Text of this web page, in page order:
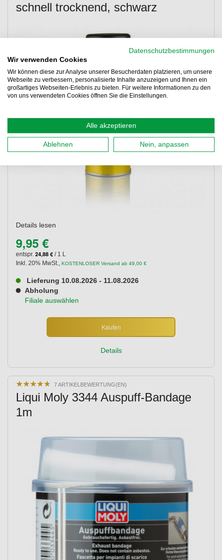
schnell trocknend, schwarz
Details lesen
9,95 €
entspr. 24,88 € / 1 L
Inkl. 20% MwSt., KOSTENLOSER Versand ab 49,00 €
Lieferung 10.08.2026 - 11.08.2026
Abholung
Filiale auswählen
Kaufen
Details
★★★★★
★★★★★ 7 ARTIKELBEWERTUNG(EN)
Liqui Moly 3344 Auspuff-Bandage
1m
Datenschutzbestimmungen
Wir verwenden Cookies
Wir können diese zur Analyse unserer Besucherdaten platzieren, um unsere
Webseite zu verbessern, personalisierte Inhalte anzuzeigen und Ihnen ein
großartiges Webseiten-Erlebnis zu bieten. Für weitere Informationen zu den
von uns verwendeten Cookies öffnen Sie die Einstellungen.
Alle akzeptieren
Ablehnen Nein, anpassen